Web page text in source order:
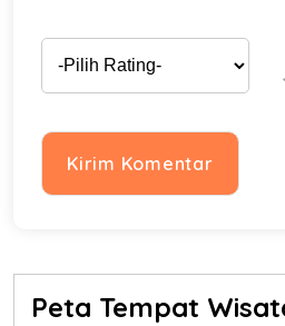
Peta Tempat